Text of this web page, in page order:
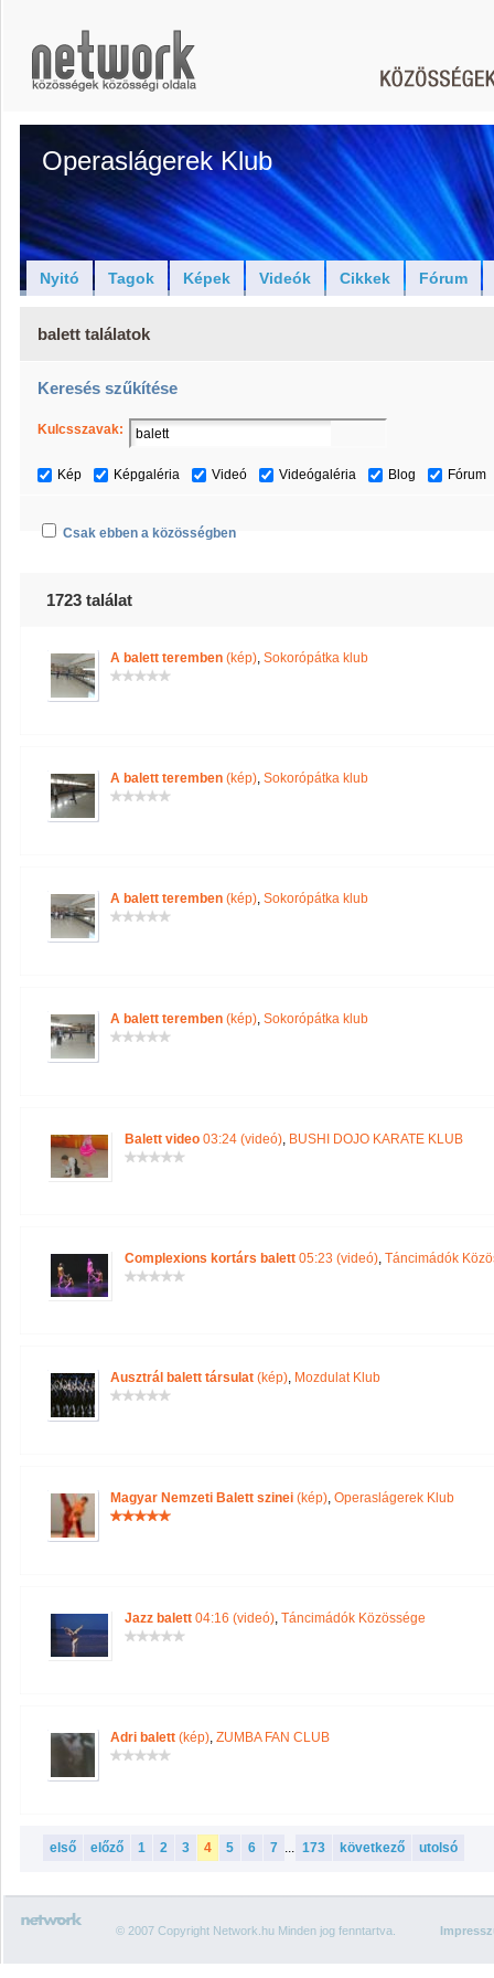
Operaslágerek Klub
Nyitó Tagok Képek Videók Cikkek Fórum
balett találatok
Keresés szűkítése
Kulcsszavak:
Kép Képgaléria Videó Videógaléria Blog Fórum
Csak ebben a közösségben
1723 találat
A balett teremben (kép), Sokorópátka klub
A balett teremben (kép), Sokorópátka klub
A balett teremben (kép), Sokorópátka klub
A balett teremben (kép), Sokorópátka klub
Balett video 03:24 (videó), BUSHI DOJO KARATE KLUB
Complexions kortárs balett 05:23 (videó), Táncimádók
Ausztrál balett társulat (kép), Mozdulat Klub
Magyar Nemzeti Balett szinei (kép), Operaslágerek Klub
Jazz balett 04:16 (videó), Táncimádók Közössége
Adri balett (kép), ZUMBA FAN CLUB
első előző 1 2 3 4 5 6 7 ... 173 következő utolsó
© 2007 Copyright Network.hu Minden jog fenntartva.